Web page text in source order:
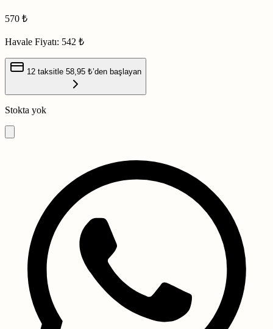
570 ₺
Havale Fiyatı: 542 ₺
12 taksitle 58,95 ₺’den başlayan
Stokta yok